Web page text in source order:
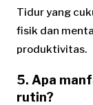
Tidur yang
fisik dan
produktivitas.
5. Apa
rutin?